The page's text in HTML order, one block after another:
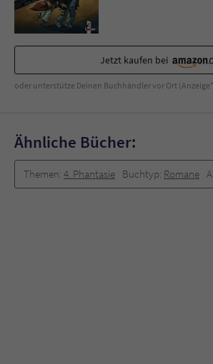
Jetzt kaufen bei
oder unterstütze Deinen Buchhändler vor Ort
Ähnliche Bücher:
Themen: 4. Phantasie Buchtyp: Romane